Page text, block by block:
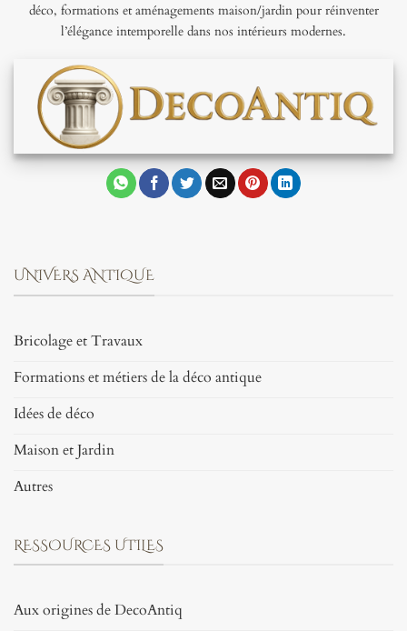
déco, formations et aménagements maison/jardin pour réinventer
l’élégance intemporelle dans nos intérieurs modernes.
UNIVERS ANTIQUE
Bricolage et Travaux
Formations et métiers de la déco antique
Idées de déco
Maison et Jardin
Autres
RESSOURCES UTILES
Aux origines de DecoAntiq